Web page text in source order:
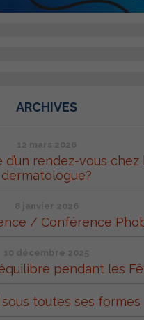
ARCHIVES
12 mars 2026
d’un rendez-vous chez
dermatologue?
8 janvier 2026
/ Conférence
10 décembre 2025
pendant les
sous toutes ses formes